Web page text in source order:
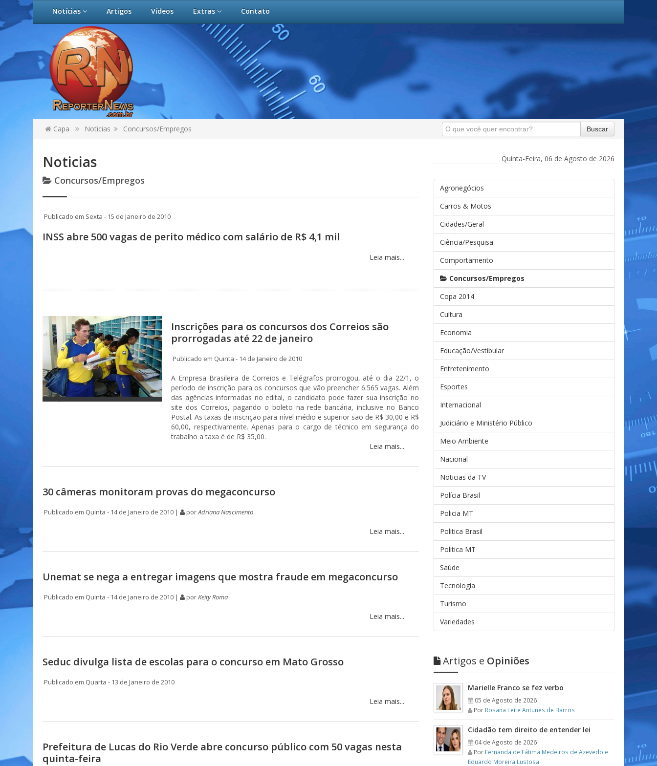
Notícias Artigos Vídeos Extras Contato
Capa Noticias Concursos/Empregos Buscar
Noticias
Concursos/Empregos
Publicado em Sexta - 15 de Janeiro de 2010
INSS abre 500 vagas de perito médico com salário de R$ 4,1 mil
Leia mais...
Inscrições para os concursos dos Correios são
prorrogadas até 22 de janeiro
Publicado em Quinta - 14 de Janeiro de 2010
A Empresa Brasileira de Correios e Telégrafos prorrogou, até o dia 22/1, o
período de inscrição para os concursos que vão preencher 6.565 vagas. Além
das agências informadas no edital, o candidato pode fazer sua inscrição no
site dos Correios, pagando o boleto na rede bancária, inclusive no Banco
Postal. As taxas de inscrição para nível médio e superior são de R$ 30,00 e R$
60,00, respectivamente. Apenas para o cargo de técnico em segurança do
trabalho a taxa é de R$ 35,00.
Leia mais...
30 câmeras monitoram provas do megaconcurso
Publicado em Quinta - 14 de Janeiro de 2010 | porAdriana Nascimento
Leia mais...
Unemat se nega a entregar imagens que mostra fraude em megaconcurso
Publicado em Quinta - 14 de Janeiro de 2010 | porKeity Roma
Leia mais...
Seduc divulga lista de escolas para o concurso em Mato Grosso
Publicado em Quarta - 13 de Janeiro de 2010
Leia mais...
Prefeitura de Lucas do Rio Verde abre concurso público com 50 vagas nesta
quinta-feira
Quinta-Feira, 06 de Agosto de 2026
Agronegócios
Carros & Motos
Cidades/Geral
Ciência/Pesquisa
Comportamento
Concursos/Empregos
Copa 2014
Cultura
Economia
Educação/Vestibular
Entretenimento
Esportes
Internacional
Judiciário e Ministério Público
Meio Ambiente
Nacional
Noticias da TV
Polícia Brasil
Policia MT
Politica Brasil
Politica MT
Saúde
Tecnologia
Turismo
Variedades
Artigos e Opiniões
Marielle Franco se fez verbo
05 de Agosto de 2026
Por Rosana Leite Antunes de Barros
Cidadão tem direito de entender lei
04 de Agosto de 2026
Por Fernanda de Fátima Medeiros de Azevedo e
Eduardo Moreira Lustosa